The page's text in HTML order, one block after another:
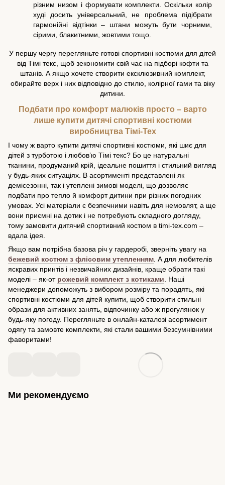
різним низом і формувати комплекти. Оскільки колір
худі досить універсальний, не проблема підібрати
гармонійні відтінки – штани можуть бути чорними,
сірими, блакитними, жовтими тощо.
У першу чергу перегляньте готові спортивні костюми для дітей
від Тімі текс, щоб зекономити свій час на підборі кофти та
штанів. А якщо хочете створити ексклюзивний комплект,
обирайте верх і них відповідно до стилю, колірної гами та віку
дитини.
Подбати про комфорт малюків просто – варто
лише купити дитячі спортивні костюми
виробництва Тімі-Тех
І чому ж варто купити дитячі спортивні костюми, які шиє для
дітей з турботою і любов’ю Тімі текс? Бо це натуральні
тканини, продуманий крій, ідеальне пошиття і стильний вигляд
у будь-яких ситуаціях. В асортименті представлені як
демісезонні, так і утеплені зимові моделі, що дозволяє
подбати про тепло й комфорт дитини при різних погодних
умовах. Усі матеріали є безпечними навіть для немовлят, а ще
вони приємні на дотик і не потребують складного догляду,
тому замовити дитячий спортивний костюм в timi-tex.com –
вдала ідея.
Якщо вам потрібна базова річ у гардеробі, зверніть увагу на
бежевий костюм з флісовим утепленням . А для любителів
яскравих принтів і незвичайних дизайнів, краще обрати такі
моделі – як-от рожевий комплект з котиками . Наші
менеджери допоможуть з вибором розміру та порадять, які
спортивні костюми для дітей купити, щоб створити стильні
образи для активних занять, відпочинку або ж прогулянок у
будь-яку погоду. Перегляньте в онлайн-каталозі асортимент
одягу та замовте комплекти, які стали вашими безсумнівними
фаворитами!
Ми рекомендуємо